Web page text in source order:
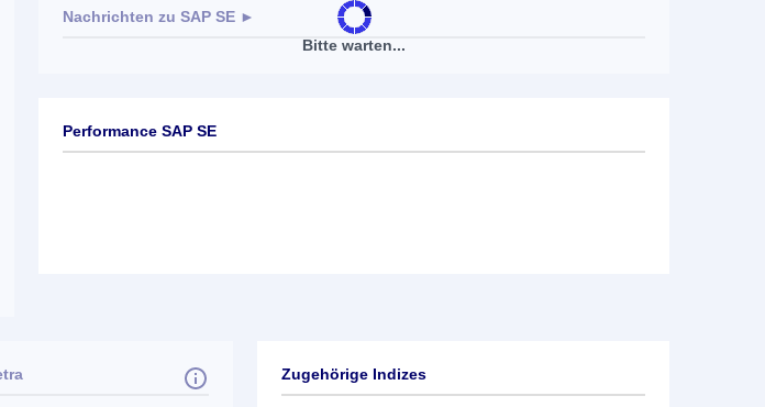
Bitte warten...
Nachrichten zu SAP SE ►
Performance SAP SE
Zugehörige Indizes